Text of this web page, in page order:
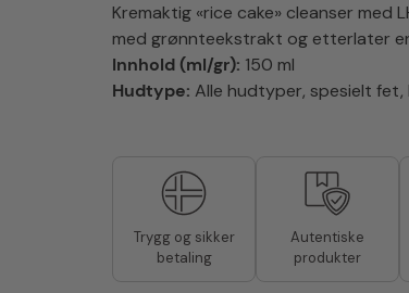
Deep
Pore
Rice
Cake
Cleanser
Kremaktig «rice cake» cleanser med
med grønnteekstrakt og etterlater
Innhold (ml/gr): 150 ml
Hudtype: Alle hudtyper, spesielt
Trygg og sikker
betaling
Autentiske
produkter